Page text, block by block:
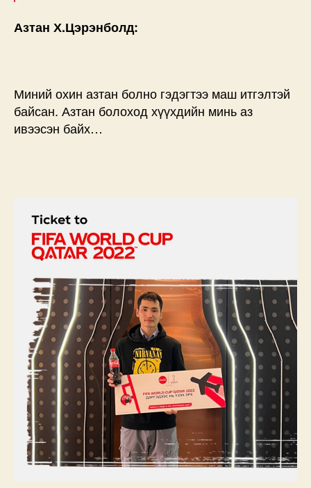
Азтан Х.Цэрэнболд:
Миний охин азтан болно гэдэгтээ маш итгэлтэй
байсан. Азтан болоход хүүхдийн минь аз
ивээсэн байх…